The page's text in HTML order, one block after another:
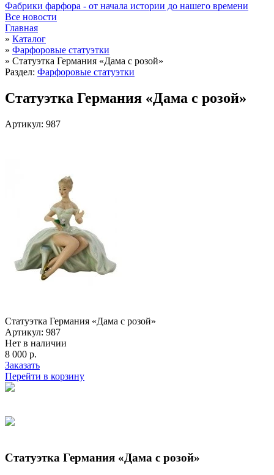
Фабрики фарфора - от начала истории до нашего времени
Все новости
Главная
» Каталог
» Фарфоровые статуэтки
» Статуэтка Германия «Дама с розой»
Раздел: Фарфоровые статуэтки
Статуэтка Германия «Дама с розой»
Артикул: 987
Статуэтка Германия «Дама с розой»
Артикул: 987
Нет в наличии
8 000 р.
Заказать
Перейти в корзину
Статуэтка Германия «Дама с розой»